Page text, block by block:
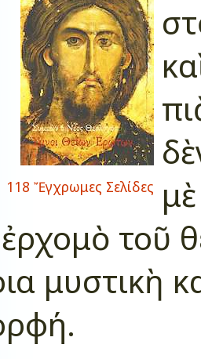
118 Ἔγχρωμες Σελίδες
ἐρχομὸ τοῦ
μυστικὴ